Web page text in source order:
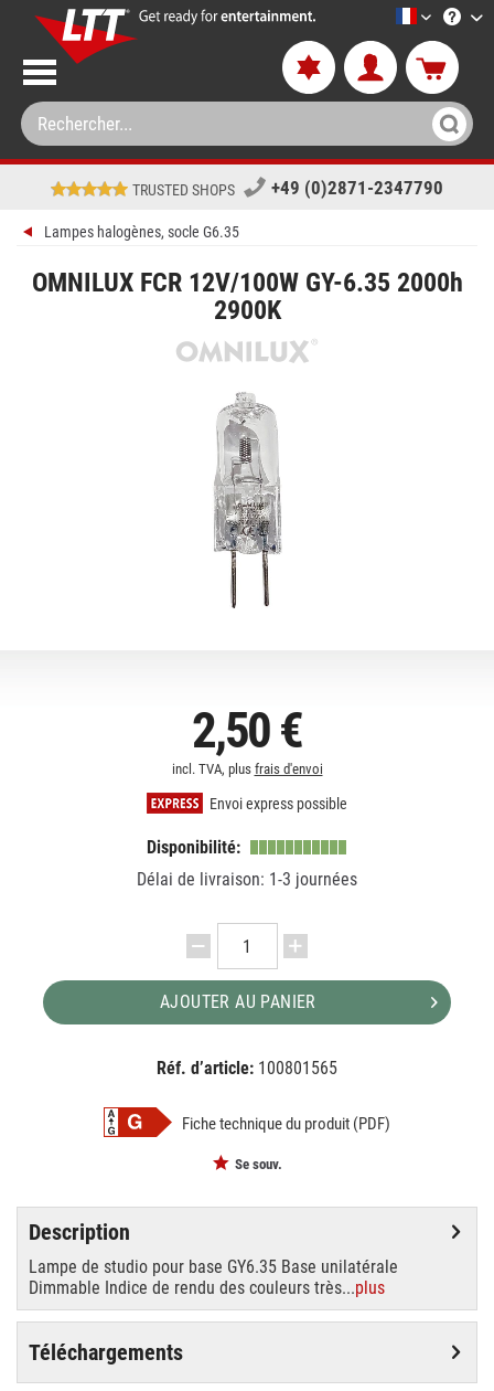
LTT-
TRUSTED SHOPS +49 (0)2871-2347790
Lampes halogènes, socle G6.35
OMNILUX FCR 12V/100W GY-6.35 2000h
2900K
2,50 €
incl. TVA, plus frais d'envoi
Envoi express possible
Disponibilité:
Délai de livraison: 1-3 journées
AJOUTER AU PANIER
Réf. d’article: 100801565
Fiche technique du produit (PDF)
Se souv.
Description
Lampe de studio pour base GY6.35 Base unilatérale
Dimmable Indice de rendu des couleurs très...plus
Téléchargements